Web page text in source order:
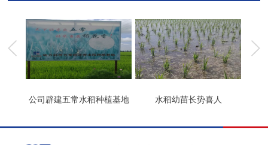
公司辟建五常水稻种植基地 水稻幼苗长势喜人